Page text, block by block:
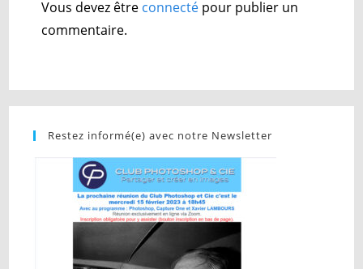
Vous devez être connecté pour publier un
commentaire.
Restez informé(e) avec notre Newsletter